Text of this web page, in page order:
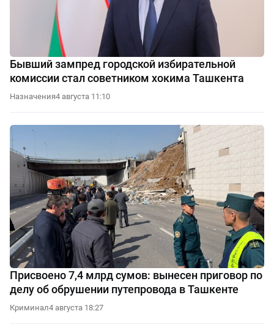
Бывший зампред городской избирательной
комиссии стал советником хокима Ташкента
Назначения4 августа 11:10
Присвоено 7,4 млрд сумов: вынесен приговор по
делу об обрушении путепровода в Ташкенте
Криминал4 августа 18:27